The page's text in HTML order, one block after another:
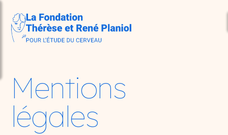
Aller au contenu principal
Mentions
légales